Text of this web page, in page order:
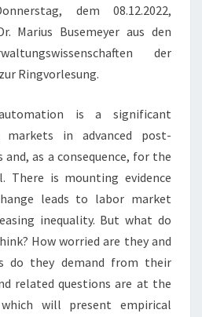
INTERNATIONALEN
VERGLEICH
dem 08.12.2022,
Marius Busemeyer aus den
der
Ringvorlesung.
is a significant
in advanced post-
as a consequence, for the
There is mounting evidence
leads to labor market
inequality. But what do
How worried are they and
do they demand from their
related questions are at the
will present empirical